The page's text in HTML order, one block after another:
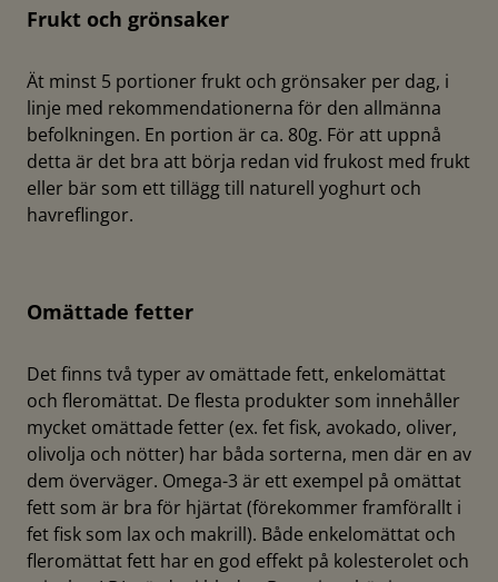
Frukt och grönsaker
Ät minst 5 portioner frukt och grönsaker per dag, i
linje med rekommendationerna för den allmänna
befolkningen. En portion är ca. 80g. För att uppnå
detta är det bra att börja redan vid frukost med frukt
eller bär som ett tillägg till naturell yoghurt och
havreflingor.
Omättade fetter
Det finns två typer av omättade fett, enkelomättat
och fleromättat. De flesta produkter som innehåller
mycket omättade fetter (ex. fet fisk, avokado, oliver,
olivolja och nötter) har båda sorterna, men där en av
dem överväger. Omega-3 är ett exempel på omättat
fett som är bra för hjärtat (förekommer framförallt i
fet fisk som lax och makrill). Både enkelomättat och
fleromättat fett har en god effekt på kolesterolet och